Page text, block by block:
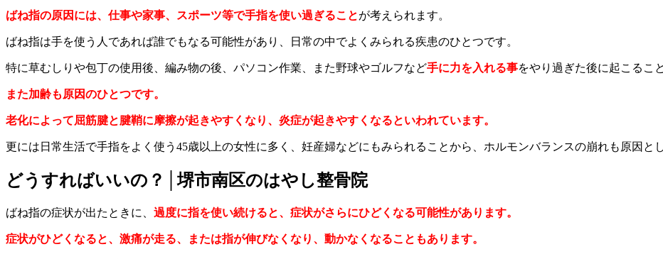
ばね指の原因には、仕事や家事、スポーツ等で手指を使い過ぎることが考えられます。
ばね指は手を使う人であれば誰でもなる可能性があり、日常の中でよくみられる疾患のひとつです。
特に草むしりや包丁の使用後、編み物の後、パソコン作業、また野球やゴルフなど手に力を入れる事をやり過ぎた後に起こるこ
また加齢も原因のひとつです。
老化によって屈筋腱と腱鞘に摩擦が起きやすくなり、炎症が起きやすくなるといわれています。
更には日常生活で手指をよく使う45歳以上の女性に多く、妊産婦などにもみられることから、ホルモンバランスの崩れも原因と
どうすればいいの？│堺市南区のはやし整骨院
ばね指の症状が出たときに、 過度に指を使い続けると、症状がさらにひどくなる可能性があります。
症状がひどくなると、激痛が走る、または指が伸びなくなり、動かなくなることもあります。